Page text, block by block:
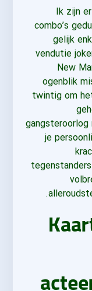
Ik zijn
combo’s
gelijk
vendutie
New
ogenblik
twintig om
gangsteroorlog
je